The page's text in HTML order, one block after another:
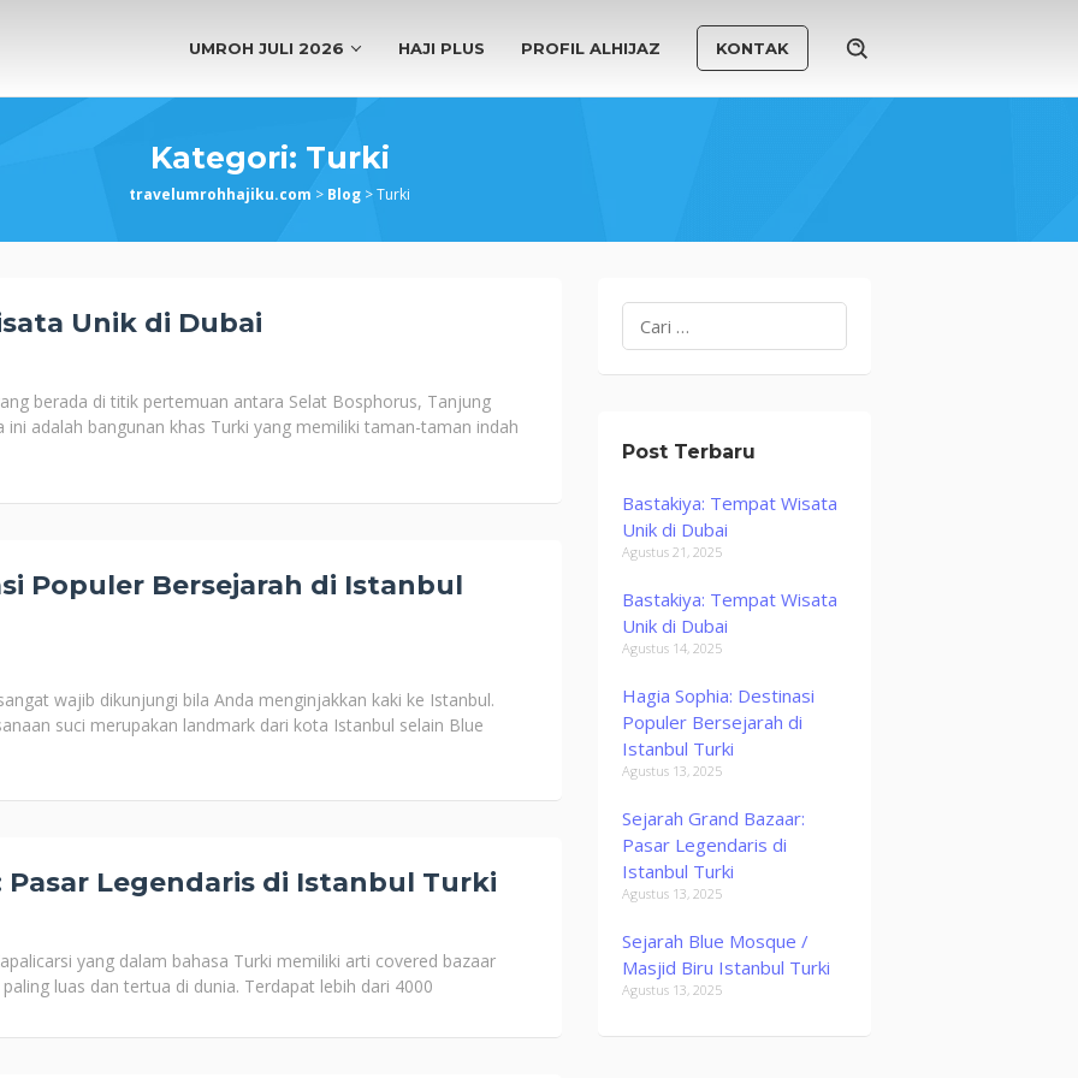
UMROH JULI 2026 HAJI PLUS PROFIL ALHIJAZ KONTAK
Kategori: Turki
travelumrohhajiku.com > Blog >Turki
Unik di Dubai
berada di titik pertemuan antara Selat Bosphorus, Tanjung
adalah bangunan khas Turki yang memiliki taman-taman indah
Populer Bersejarah di Istanbul
wajib dikunjungi bila Anda menginjakkan kaki ke Istanbul.
suci merupakan landmark dari kota Istanbul selain Blue
Pasar Legendaris di Istanbul Turki
yang dalam bahasa Turki memiliki arti covered bazaar
luas dan tertua di dunia. Terdapat lebih dari 4000
untuk:
Post Terbaru
Bastakiya: Tempat Wisata
Unik di Dubai
Agustus 21, 2025
Bastakiya: Tempat Wisata
Unik di Dubai
Agustus 14, 2025
Hagia Sophia: Destinasi
Populer Bersejarah di
Istanbul Turki
Agustus 13, 2025
Sejarah Grand Bazaar:
Pasar Legendaris di
Istanbul Turki
Agustus 13, 2025
Sejarah Blue Mosque /
Masjid Biru Istanbul Turki
Agustus 13, 2025